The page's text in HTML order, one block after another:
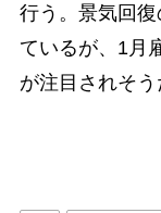
行う。景気回
ているが、1月
が注目されそう